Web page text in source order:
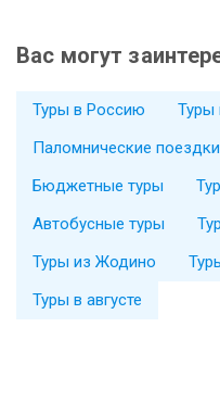
Вас могут
Туры в Россию Туры
Паломнические поездки
Бюджетные туры
Автобусные туры
Туры из Жодино
Туры в августе